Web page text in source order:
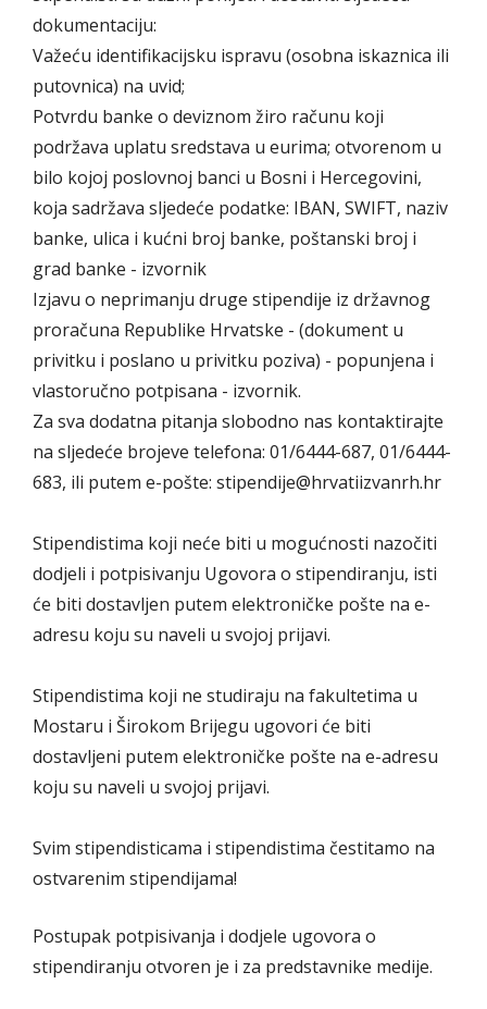
dokumentaciju:
Važeću identifikacijsku ispravu (osobna iskaznica ili
putovnica) na uvid;
Potvrdu banke o deviznom žiro računu koji
podržava uplatu sredstava u eurima; otvorenom u
bilo kojoj poslovnoj banci u Bosni i Hercegovini,
koja sadržava sljedeće podatke: IBAN, SWIFT, naziv
banke, ulica i kućni broj banke, poštanski broj i
grad banke - izvornik
Izjavu o neprimanju druge stipendije iz državnog
proračuna Republike Hrvatske - (dokument u
privitku i poslano u privitku poziva) - popunjena i
vlastoručno potpisana - izvornik.
Za sva dodatna pitanja slobodno nas kontaktirajte
na sljedeće brojeve telefona: 01/6444-687, 01/6444-
683, ili putem e-pošte: stipendije@hrvatiizvanrh.hr
Stipendistima koji neće biti u mogućnosti nazočiti
dodjeli i potpisivanju Ugovora o stipendiranju, isti
će biti dostavljen putem elektroničke pošte na e-
adresu koju su naveli u svojoj prijavi.
Stipendistima koji ne studiraju na fakultetima u
Mostaru i Širokom Brijegu ugovori će biti
dostavljeni putem elektroničke pošte na e-adresu
koju su naveli u svojoj prijavi.
Svim stipendisticama i stipendistima čestitamo na
ostvarenim stipendijama!
Postupak potpisivanja i dodjele ugovora o
stipendiranju otvoren je i za predstavnike medije.